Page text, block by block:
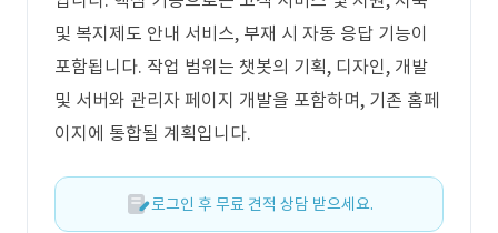
및 복지제도 안내 서비스, 부재 시 자동 응답 기능이
포함됩니다. 작업 범위는 챗봇의 기획, 디자인, 개발
및 서버와 관리자 페이지 개발을 포함하며, 기존 홈페
이지에 통합될 계획입니다.
로그인 후 무료 견적 상담 받으세요.